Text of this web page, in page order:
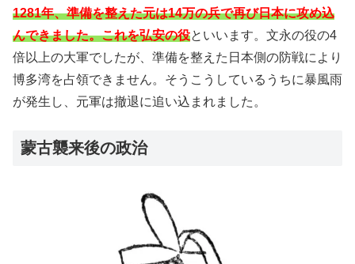
1281年、準備を整えた元は14万の兵で再び日本に攻め込
んできました。これを弘安の役といいます。文永の役の4
倍以上の大軍でしたが、準備を整えた日本側の防戦により
博多湾を占領できません。そうこうしているうちに暴風雨
が発生し、元軍は撤退に追い込まれました。
蒙古襲来後の政治